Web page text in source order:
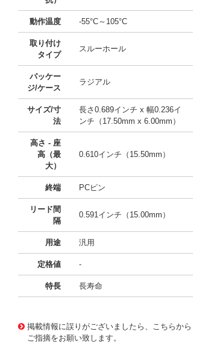
動作温度 -55°C～105°C
取り付け
タイプ
スルーホール
パッケー
ジ/ケース
ラジアル
サイズ/寸
法
長さ0.689インチ x 幅0.236イ
ンチ（17.50mm x 6.00mm）
高さ - 座
高（最
大）
0.610インチ（15.50mm）
終端 PCピン
リード間
隔
0.591インチ（15.00mm）
用途 汎用
定格値 -
特長 長寿命
掲載情報に誤りがございましたら、こちらから
ご指摘をお願い致します。